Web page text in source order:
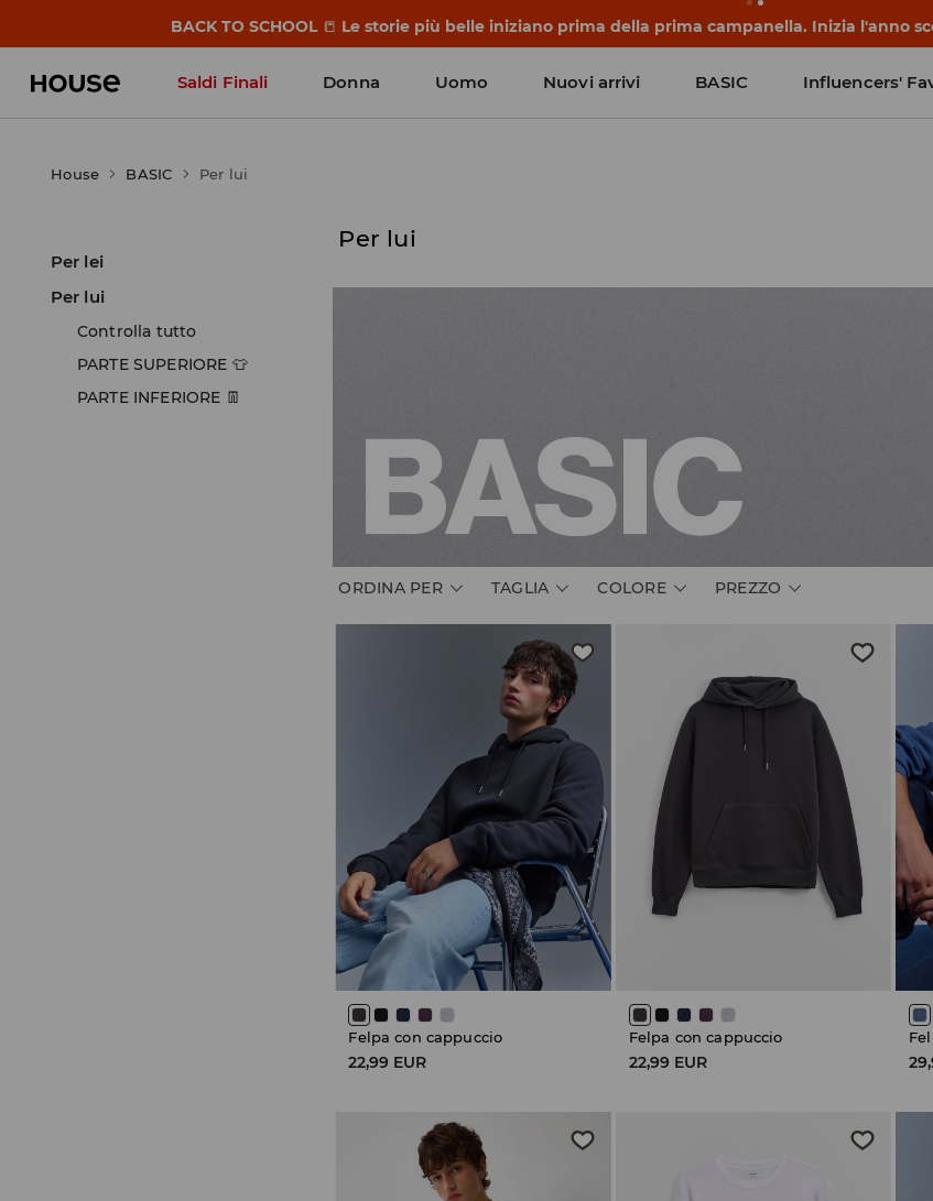
BACK TO SCHOOL 📒 Le storie più belle iniziano prima della prima campanella. Inizia l'anno
Saldi Finali Donna Uomo Nuovi arrivi BASIC Influencers'
House BASIC Per lui
Per lei
Per lui
Controlla tutto
PARTE SUPERIORE 👕
PARTE INFERIORE 👖
Per lui
ORDINA PER TAGLIA COLORE PREZZO
Felpa con cappuccio
22,99 EUR
Felpa con cappuccio
22,99 EUR